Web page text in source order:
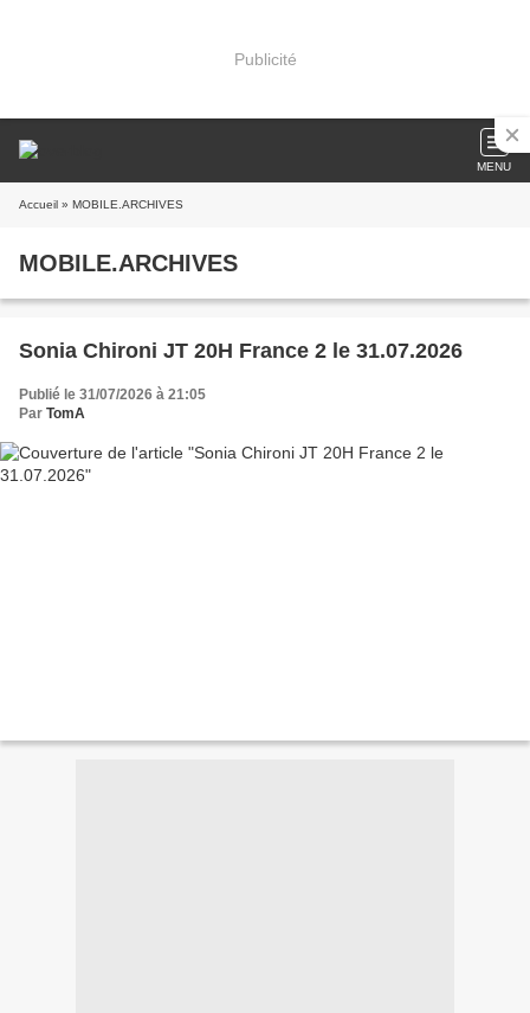
Publicité
MENU
Accueil » MOBILE.ARCHIVES
MOBILE.ARCHIVES
Sonia Chironi JT 20H France 2 le 31.07.2026
Publié le 31/07/2026 à 21:05
Par TomA